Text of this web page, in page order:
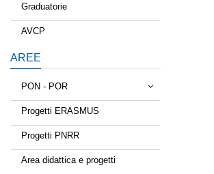
Graduatorie
AVCP
AREE
PON - POR
Tessere la rete
Estate a scuola
Scuola d'estate
Progetti ERASMUS
Progetti PNRR
Area didattica e progetti